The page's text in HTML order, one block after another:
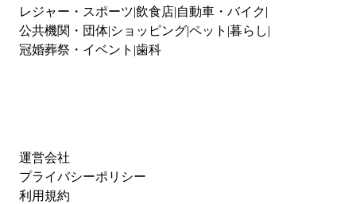
レジャー・スポーツ 飲食店 自動車・バイク
公共機関・団体 ショッピングペット 暮らし
冠婚葬祭・イベント 歯科
運営会社
プライバシーポリシー
利用規約